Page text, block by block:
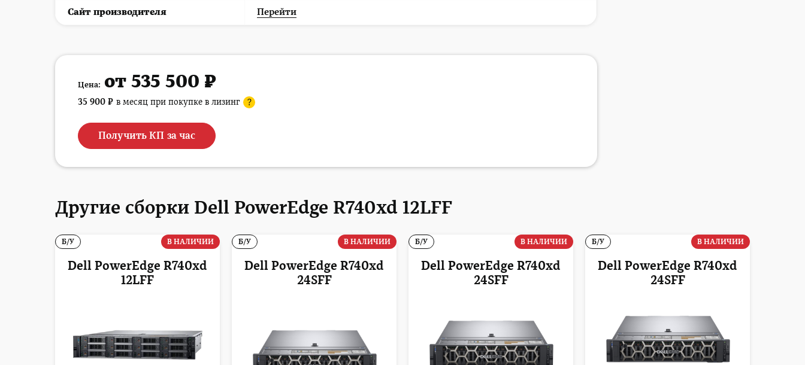
Cайт производителя Перейти
Цена: от 535 500 ₽
35 900 ₽ в месяц при покупке в лизинг ?
Получить КП за час
Другие сборки Dell PowerEdge R740xd 12LFF
Dell PowerEdge R740xd
12LFF
Б/У В НАЛИЧИИ
Dell PowerEdge R740xd
24SFF
Б/У В НАЛИЧИИ
Dell PowerEdge R740xd
24SFF
Б/У В НАЛИЧИИ
Dell PowerEdge R740xd
24SFF
Б/У В НАЛИЧИИ